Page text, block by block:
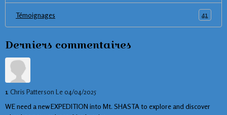
Témoignages 41
Derniers commentaires
1 Chris Patterson Le 04/04/2025
WE need a new EXPEDITION into Mt. SHASTA to explore and discover